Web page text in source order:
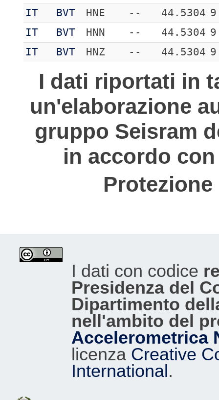
IT
BVT HNE -- 44.5304
IT
BVT HNN -- 44.5304
IT
BVT HNZ -- 44.5304
I dati riportati in
un'elaborazione
gruppo Seisram
in accordo
I dati con codice
Presidenza del
Dipartimento
nell'ambito del
Accelerometrica
licenza Creative
International.